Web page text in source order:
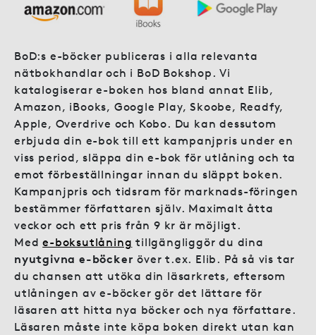
BoD:s e-böcker publiceras i alla relevanta
nätbokhandlar och i BoD Bokshop. Vi
katalogiserar e-boken hos bland annat Elib,
Amazon, iBooks, Google Play, Skoobe, Readfy,
Apple, Overdrive och Kobo. Du kan dessutom
erbjuda din e-bok till ett kampanjpris under en
viss period, släppa din e-bok för utlåning och ta
emot förbeställningar innan du släppt boken.
Kampanjpris och tidsram för marknads-föringen
bestämmer författaren själv. Maximalt åtta
veckor och ett pris från 9 kr är möjligt.
Mede-boksutlåning tillgängliggör du dina
nyutgivna e-böcker över t.ex. Elib. På så vis tar
du chansen att utöka din läsarkrets, eftersom
utlåningen av e-böcker gör det lättare för
läsaren att hitta nya böcker och nya författare.
Läsaren måste inte köpa boken direkt utan kan